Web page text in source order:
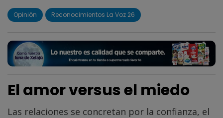
Opinión Reconocimientos La Voz 26
El amor versus el miedo
Las relaciones se concretan por la confianza, el